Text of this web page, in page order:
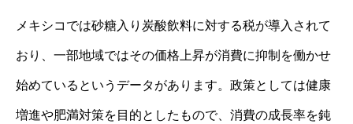
メキシコでは砂糖入り炭酸飲料に対する税が導入されて
おり、一部地域ではその価格上昇が消費に抑制を働かせ
始めているというデータがあります。政策としては健康
増進や肥満対策を目的としたもので、消費の成長率を鈍